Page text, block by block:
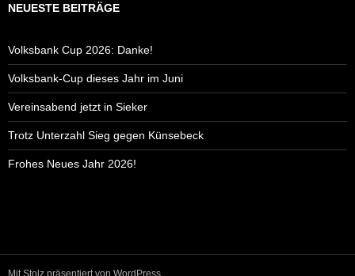
NEUESTE BEITRÄGE
Volksbank Cup 2026: Danke!
Volksbank-Cup dieses Jahr im Juni
Vereinsabend jetzt in Sieker
Trotz Unterzahl Sieg gegen Künsebeck
Frohes Neues Jahr 2026!
Mit Stolz präsentiert von WordPress